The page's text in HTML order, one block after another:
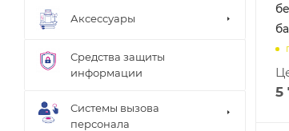
5
Аксессуары
Средства защиты
информации
Системы вызова
персонала